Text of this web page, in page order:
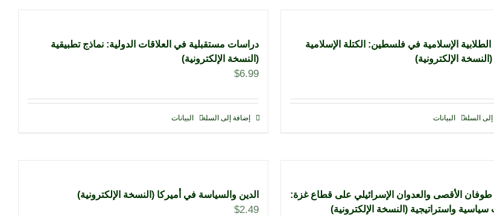
الطلابية الإسلامية في فلسطين: الكتلة الإسلامية
الإلكترونية)
السلة البيانات
دراسات مستقبلية في العلاقات الدولية: نماذج تطبيقية
(النسخة الإلكترونية)
$6.99
إضافة إلى السلة البيانات
الأقصى والعدوان الإسرائيلي على قطاع غزة:
سياسية واستراتيجية (النسخة الإلكترونية)
الدين والسياسة في أميركا (النسخة الإلكترونية)
$2.49